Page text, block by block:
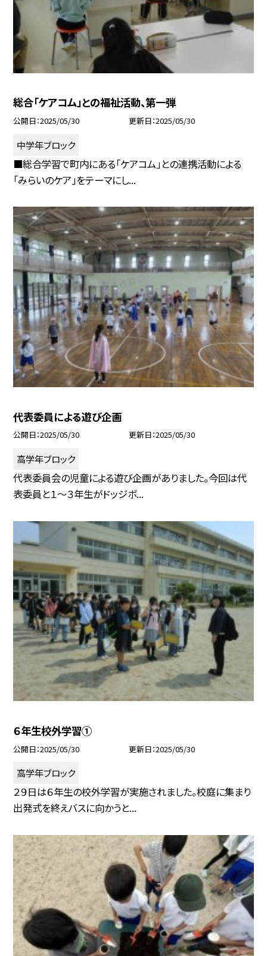
総合「ケアコム」との福祉活動、第一弾
公開日 2025/05/30 更新日 2025/05/30
中学年ブロック
■総合学習で町内にある「ケアコム」との連携活動による
「みらいのケア」をテーマにし...
代表委員による遊び企画
公開日 2025/05/30 更新日 2025/05/30
高学年ブロック
代表委員会の児童による遊び企画がありました。今回は代
表委員と１〜３年生がドッジボ...
６年生校外学習①
公開日 2025/05/30 更新日 2025/05/30
高学年ブロック
２９日は６年生の校外学習が実施されました。校庭に集まり
出発式を終えバスに向かうと...